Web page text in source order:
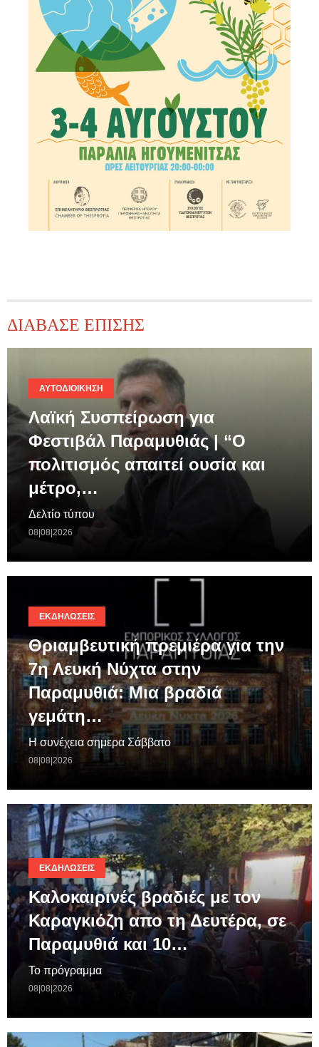
ΔΙΑΒΑΣΕ ΕΠΙΣΗΣ
ΑΥΤΟΔΙΟΊΚΗΣΗ
Λαϊκή Συσπείρωση για
Φεστιβάλ Παραμυθιάς | “Ο
πολιτισμός απαιτεί ουσία και
μέτρο,…
Δελτίο τύπου
08|08|2026
ΕΚΔΗΛΏΣΕΙΣ
Θριαμβευτική πρεμιέρα για την
7η Λευκή Νύχτα στην
Παραμυθιά: Μια βραδιά
γεμάτη…
Η συνέχεια σημερα Σάββατο
08|08|2026
ΕΚΔΗΛΏΣΕΙΣ
Καλοκαιρινές βραδιές με τον
Καραγκιόζη απο τη Δευτέρα, σε
Παραμυθιά και 10…
Το πρόγραμμα
08|08|2026